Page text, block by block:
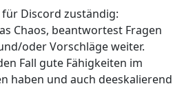
Discord zuständig:
Chaos, beantwortest Fragen
oder Vorschläge weiter.
Fall gute Fähigkeiten im
haben und auch deeskalierend